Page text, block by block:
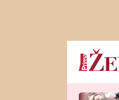
Horoskopy